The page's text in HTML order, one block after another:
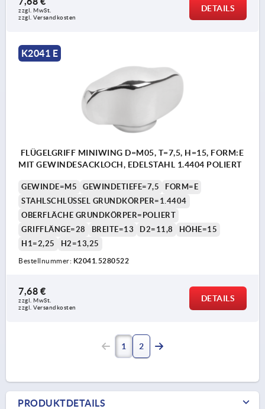
zzgl. MwSt.
zzgl. Versandkosten
DETAILS
K2041 E
FLÜGELGRIFF MINIWING D=M05, T=7,5, H=15, FORM:E
MIT GEWINDESACKLOCH, EDELSTAHL 1.4404 POLIERT
GEWINDE=M5 GEWINDETIEFE=7,5
FORM=E
STAHLSCHLÜSSEL GRUNDKÖRPER=1.4404
OBERFLÄCHE GRUNDKÖRPER=POLIERT
GRIFFLÄNGE=28
BREITE=13 D2=11,8
HÖHE=15
H1=2,25
H2=13,25
Bestellnummer: K2041.5280522
7,68 €
zzgl. MwSt.
zzgl. Versandkosten
DETAILS
1 2
PRODUKTDETAILS